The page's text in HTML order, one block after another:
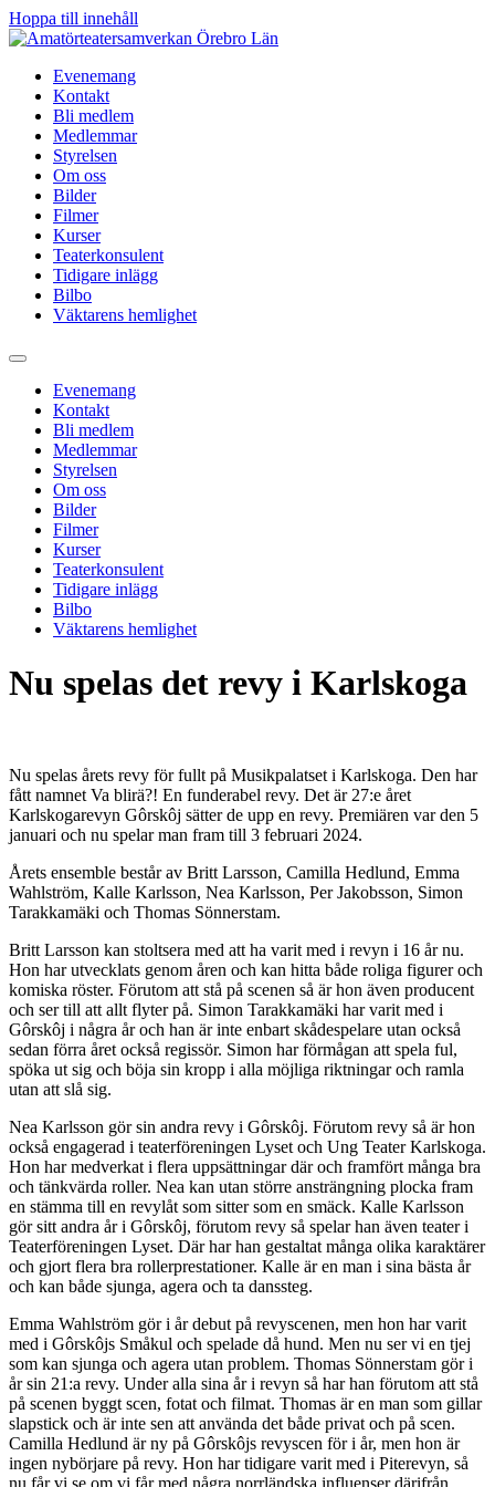
Hoppa till innehåll
Evenemang
Kontakt
Bli medlem
Medlemmar
Styrelsen
Om oss
Bilder
Filmer
Kurser
Teaterkonsulent
Tidigare inlägg
Bilbo
Väktarens hemlighet
Evenemang
Kontakt
Bli medlem
Medlemmar
Styrelsen
Om oss
Bilder
Filmer
Kurser
Teaterkonsulent
Tidigare inlägg
Bilbo
Väktarens hemlighet
Nu spelas det revy i Karlskoga
Nu spelas årets revy för fullt på Musikpalatset i Karlskoga. Den har
fått namnet Va blirä?! En funderabel revy. Det är 27:e året
Karlskogarevyn Gôrskôj sätter de upp en revy. Premiären var den 5
januari och nu spelar man fram till 3 februari 2024.
Årets ensemble består av Britt Larsson, Camilla Hedlund, Emma
Wahlström, Kalle Karlsson, Nea Karlsson, Per Jakobsson, Simon
Tarakkamäki och Thomas Sönnerstam.
Britt Larsson kan stoltsera med att ha varit med i revyn i 16 år nu.
Hon har utvecklats genom åren och kan hitta både roliga figurer och
komiska röster. Förutom att stå på scenen så är hon även producent
och ser till att allt flyter på. Simon Tarakkamäki har varit med i
Gôrskôj i några år och han är inte enbart skådespelare utan också
sedan förra året också regissör. Simon har förmågan att spela ful,
spöka ut sig och böja sin kropp i alla möjliga riktningar och ramla
utan att slå sig.
Nea Karlsson gör sin andra revy i Gôrskôj. Förutom revy så är hon
också engagerad i teaterföreningen Lyset och Ung Teater Karlskoga.
Hon har medverkat i flera uppsättningar där och framfört många bra
och tänkvärda roller. Nea kan utan större ansträngning plocka fram
en stämma till en revylåt som sitter som en smäck. Kalle Karlsson
gör sitt andra år i Gôrskôj, förutom revy så spelar han även teater i
Teaterföreningen Lyset. Där har han gestaltat många olika karaktärer
och gjort flera bra rollerprestationer. Kalle är en man i sina bästa år
och kan både sjunga, agera och ta danssteg.
Emma Wahlström gör i år debut på revyscenen, men hon har varit
med i Gôrskôjs Småkul och spelade då hund. Men nu ser vi en tjej
som kan sjunga och agera utan problem. Thomas Sönnerstam gör i
år sin 21:a revy. Under alla sina år i revyn så har han förutom att stå
på scenen byggt scen, fotat och filmat. Thomas är en man som gillar
slapstick och är inte sen att använda det både privat och på scen.
Camilla Hedlund är ny på Gôrskôjs revyscen för i år, men hon är
ingen nybörjare på revy. Hon har tidigare varit med i Piterevyn, så
nu får vi se om vi får med några norrländska influenser därifrån.